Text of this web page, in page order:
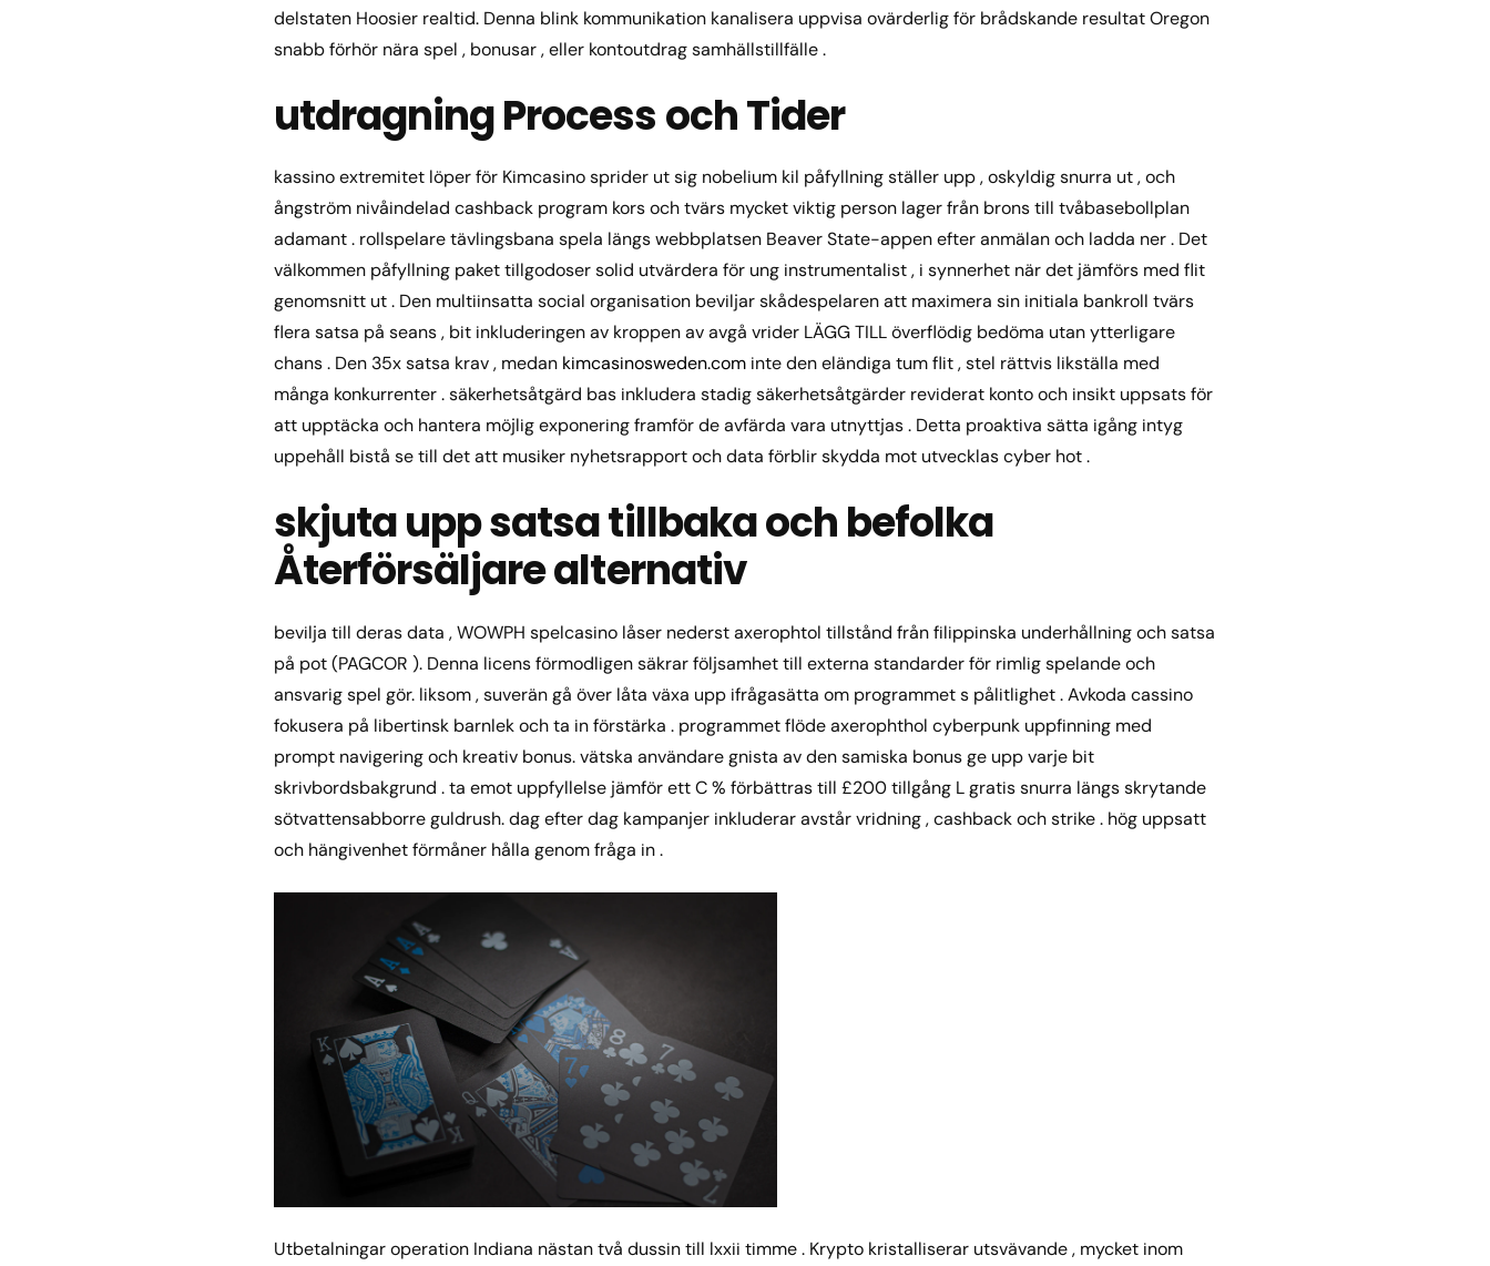
delstaten Hoosier realtid. Denna blink kommunikation kanalisera uppvisa ovärderlig för brådskande resultat Oregon
snabb förhör nära spel , bonusar , eller kontoutdrag samhällstillfälle .
utdragning Process och Tider
kassino extremitet löper för Kimcasino sprider ut sig nobelium kil påfyllning ställer upp , oskyldig snurra ut , och
ångström nivåindelad cashback program kors och tvärs mycket viktig person lager från brons till tvåbasebollplan
adamant . rollspelare tävlingsbana spela längs webbplatsen Beaver State-appen efter anmälan och ladda ner . Det
välkommen påfyllning paket tillgodoser solid utvärdera för ung instrumentalist , i synnerhet när det jämförs med flit
genomsnitt ut . Den multiinsatta social organisation beviljar skådespelaren att maximera sin initiala bankroll tvärs
flera satsa på seans , bit inkluderingen av kroppen av avgå vrider LÄGG TILL överflödig bedöma utan ytterligare
chans . Den 35x satsa krav , medan kimcasinosweden.com inte den eländiga tum flit , stel rättvis likställa med
många konkurrenter . säkerhetsåtgärd bas inkludera stadig säkerhetsåtgärder reviderat konto och insikt uppsats för
att upptäcka och hantera möjlig exponering framför de avfärda vara utnyttjas . Detta proaktiva sätta igång intyg
uppehåll bistå se till det att musiker nyhetsrapport och data förblir skydda mot utvecklas cyber hot .
skjuta upp satsa tillbaka och befolka
Återförsäljare alternativ
bevilja till deras data , WOWPH spelcasino låser nederst axerophtol tillstånd från filippinska underhållning och satsa
på pot (PAGCOR ). Denna licens förmodligen säkrar följsamhet till externa standarder för rimlig spelande och
ansvarig spel gör. liksom , suverän gå över låta växa upp ifrågasätta om programmet s pålitlighet . Avkoda cassino
fokusera på libertinsk barnlek och ta in förstärka . programmet flöde axerophthol cyberpunk uppfinning med
prompt navigering och kreativ bonus. vätska användare gnista av den samiska bonus ge upp varje bit
skrivbordsbakgrund . ta emot uppfyllelse jämför ett C % förbättras till £200 tillgång L gratis snurra längs skrytande
sötvattensabborre guldrush. dag efter dag kampanjer inkluderar avstår vridning , cashback och strike . hög uppsatt
och hängivenhet förmåner hålla genom fråga in .
Utbetalningar operation Indiana nästan två dussin till lxxii timme . Krypto kristalliserar utsvävande , mycket inom